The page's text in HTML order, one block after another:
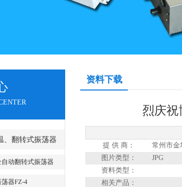
、翻转式振荡器
动翻转式振荡器
器FZ-4
资料下载
烈庆祝
提 供 商： 常州市金
图片类型：
JPG
资料类型：
相关产品：